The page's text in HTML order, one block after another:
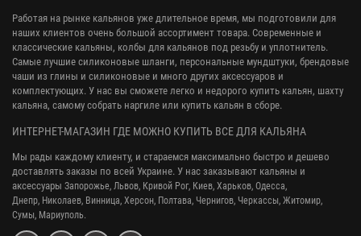
Работая на рынке кальянов уже длительное время, мы подготовили для
наших клиентов очень большой ассортимент товара. Современные и
классические кальяны, колбы для кальянов под резьбу и уплотнитель.
Самые лучшие силиконовые шланги, персональные мундштуки, брендовые
чаши из глины и силиконовые и много других аксессуаров и
комплектующих. У нас вы сможете легко и недорого купить кальян, шахту
кальяна, самому собрать наргиле или купить кальян в сборе.
ИНТЕРНЕТ-МАГАЗИН ГДЕ МОЖНО КУПИТЬ ВСЕ ДЛЯ КАЛЬЯНА
Мы рады каждому клиенту, и стараемся максимально быстро и дешево
доставлять заказы по всей Украине. У нас заказывают кальяны и
аксессуары Запорожье, Львов, Кривой Рог, Киев, Харьков, Одесса,
Днепр, Николаев, Винница, Херсон, Полтава, Чернигов, Черкассы, Житомир,
Сумы, Мариуполь.